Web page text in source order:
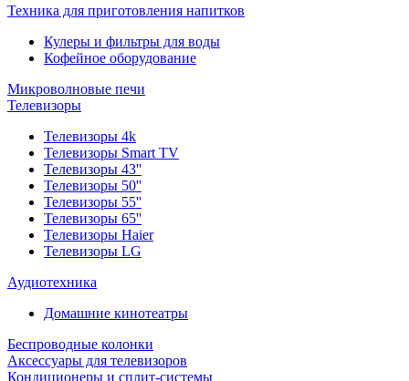
Техника для приготовления напитков
Кулеры и фильтры для воды
Кофейное оборудование
Микроволновые печи
Телевизоры
Телевизоры 4k
Телевизоры Smart TV
Телевизоры 43''
Телевизоры 50''
Телевизоры 55''
Телевизоры 65''
Телевизоры Haier
Телевизоры LG
Аудиотехника
Домашние кинотеатры
Беспроводные колонки
Аксессуары для телевизоров
Кондиционеры и сплит-системы